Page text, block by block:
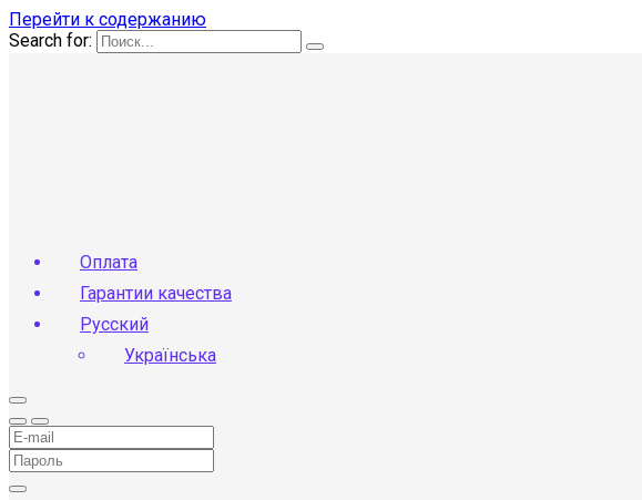
Перейти к содержанию
Search for:
Оплата
Гарантии качества
Русский
Українська